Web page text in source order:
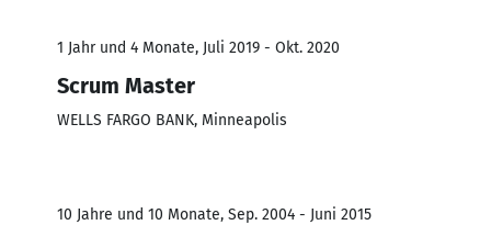
1 Jahr und 4 Monate, Juli 2019 - Okt. 2020
Scrum Master
WELLS FARGO BANK, Minneapolis
10 Jahre und 10 Monate, Sep. 2004 - Juni 2015